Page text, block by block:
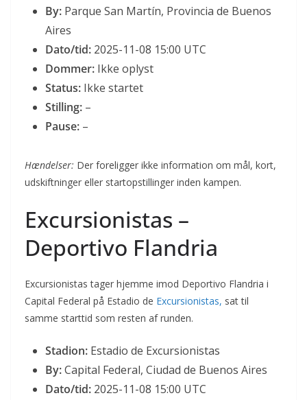
By: Parque San Martín, Provincia de Buenos
Aires
Dato/tid: 2025-11-08 15:00 UTC
Dommer: Ikke oplyst
Status: Ikke startet
Stilling: –
Pause: –
Hændelser: Der foreligger ikke information om mål, kort,
udskiftninger eller startopstillinger inden kampen.
Excursionistas –
Deportivo Flandria
Excursionistas tager hjemme imod Deportivo Flandria i
Capital Federal på Estadio de Excursionistas, sat til
samme starttid som resten af runden.
Stadion: Estadio de Excursionistas
By:Capital Federal, Ciudad de Buenos Aires
Dato/tid: 2025-11-08 15:00 UTC